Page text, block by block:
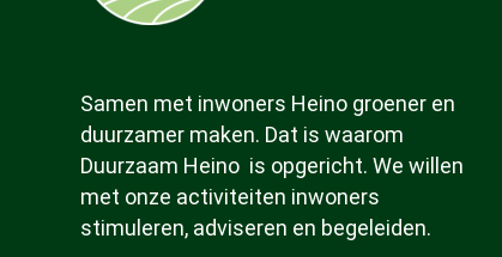
Samen met inwoners Heino groener en
duurzamer maken. Dat is waarom
Duurzaam Heino is opgericht. We willen
met onze activiteiten inwoners
stimuleren, adviseren en begeleiden.